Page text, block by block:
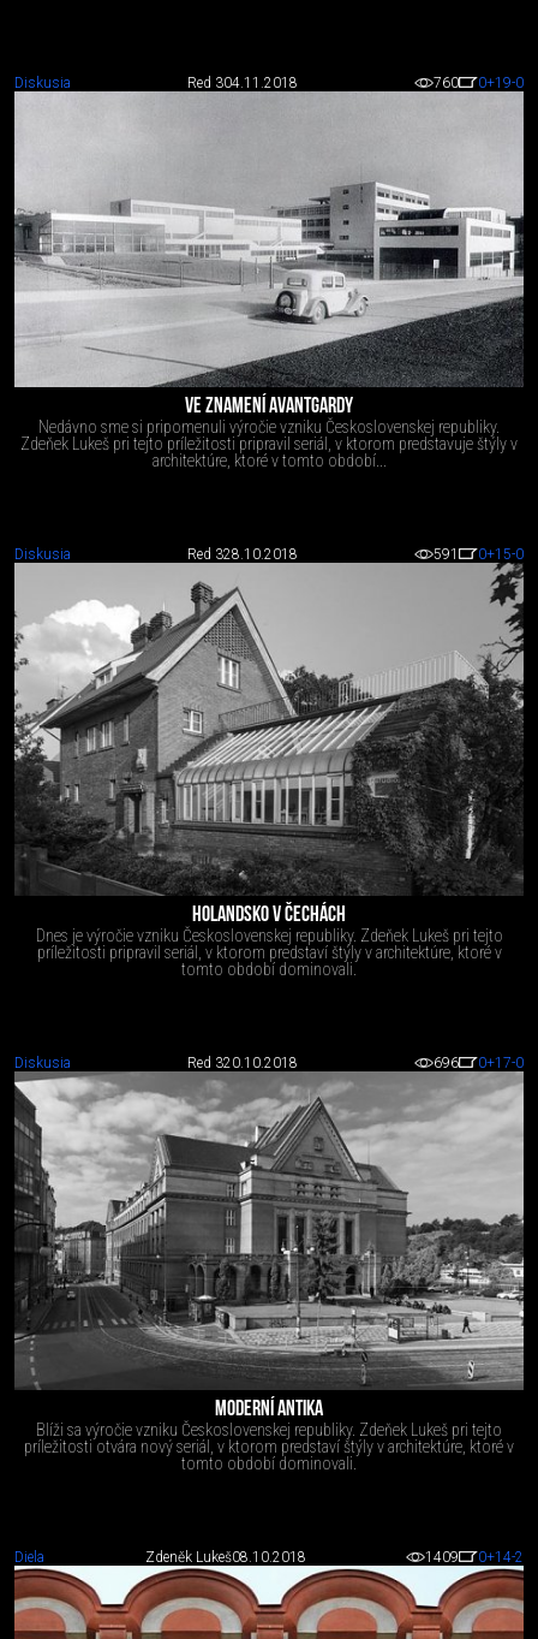
Diskusia Red 304.11.2018 760 0+19-0
VE ZNAMENÍ AVANTGARDY
Nedávno sme si pripomenuli výročie vzniku Československej republiky.
Zdeňek Lukeš pri tejto príležitosti pripravil seriál, v ktorom predstavuje štýly v
architektúre, ktoré v tomto období...
Diskusia Red 328.10.2018 591 0+15-0
HOLANDSKO V ČECHÁCH
Dnes je výročie vzniku Československej republiky. Zdeňek Lukeš pri tejto
príležitosti pripravil seriál, v ktorom predstaví štýly v architektúre, ktoré v
tomto období dominovali.
Diskusia Red 320.10.2018 696 0+17-0
MODERNÍ ANTIKA
Blíži sa výročie vzniku Československej republiky. Zdeňek Lukeš pri tejto
príležitosti otvára nový seriál, v ktorom predstaví štýly v architektúre, ktoré v
tomto období dominovali.
Diela Zdeněk Lukeš08.10.2018 1409 0+14-2